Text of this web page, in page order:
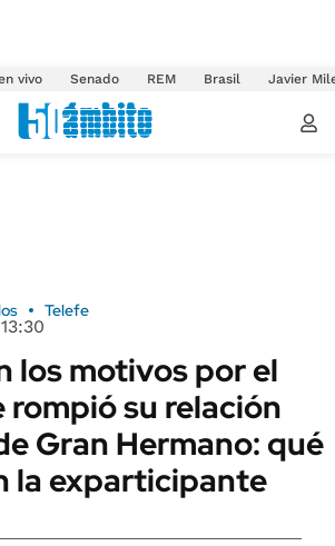
vivo Senado REM Brasil Javier
Telefe
los motivos por el
rompió su relación
Gran Hermano: qué
la exparticipante